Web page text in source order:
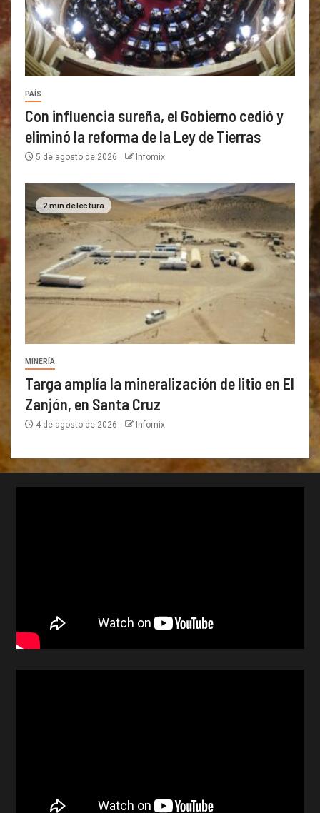
PAÍS
Con influencia sureña, el Gobierno cedió y
eliminó la reforma de la Ley de Tierras
5 de agosto de 2026 Infomix
2 min de lectura
MINERÍA
Targa amplía la mineralización de litio en El
Zanjón, en Santa Cruz
4 de agosto de 2026 Infomix